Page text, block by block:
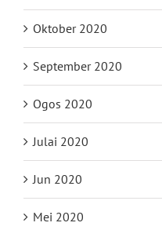
Oktober 2020
September 2020
Ogos 2020
Julai 2020
Jun 2020
Mei 2020